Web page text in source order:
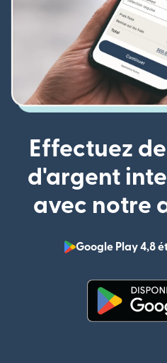
Effectuez
d'argent
avec notre
Google Play 4,8